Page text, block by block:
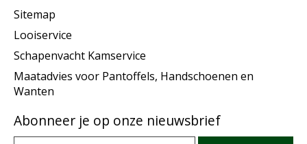
Sitemap
Looiservice
Schapenvacht Kamservice
Maatadvies voor Pantoffels, Handschoenen en
Wanten
Abonneer je op onze nieuwsbrief